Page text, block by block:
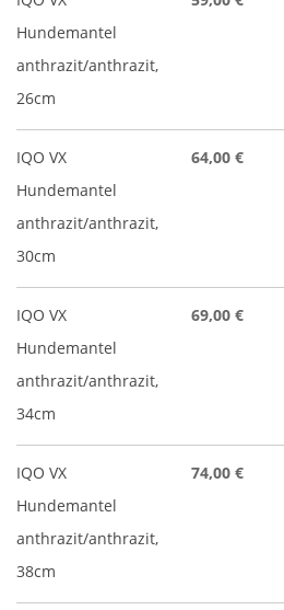
Hundemantel
anthrazit/anthrazit,
26cm
IQO VX
Hundemantel
anthrazit/anthrazit,
30cm
64,00 €
IQO VX
Hundemantel
anthrazit/anthrazit,
34cm
69,00 €
IQO VX
Hundemantel
anthrazit/anthrazit,
38cm
74,00 €